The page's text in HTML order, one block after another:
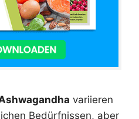
variieren
Bedürfnissen, aber